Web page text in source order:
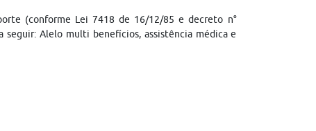
(conforme Lei 7418 de 16/12/85 e decreto n°
seguir: Alelo multi benefícios, assistência médica e